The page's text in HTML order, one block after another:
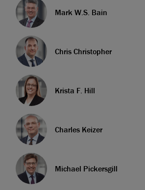
Mark W.S. Bain
Chris Christopher
Krista F. Hill
Charles Keizer
Michael Pickersgill